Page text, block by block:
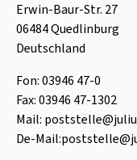
Erwin-Baur-Str. 27
06484Quedlinburg
Deutschland
Fon:03946 47-0
Fax:03946 47-1302
Mail:
De-Mail: